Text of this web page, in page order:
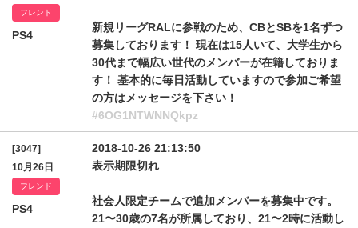
フレンド
PS4
新規リーグRALに参戦のため、CBとSBを1名ずつ
募集しております！ 現在は15人いて、大学生から
30代まで幅広い世代のメンバーが在籍しておりま
す！ 基本的に毎日活動していますので参加ご希望
の方はメッセージを下さい！
#6OG1NTWNNQkpz
[3047]
10月26日
フレンド
PS4
2018-10-26 21:13:50
表示期限切れ
社会人限定チームで追加メンバーを募集中です。
21〜30歳の7名が所属しており、21〜2時に活動し